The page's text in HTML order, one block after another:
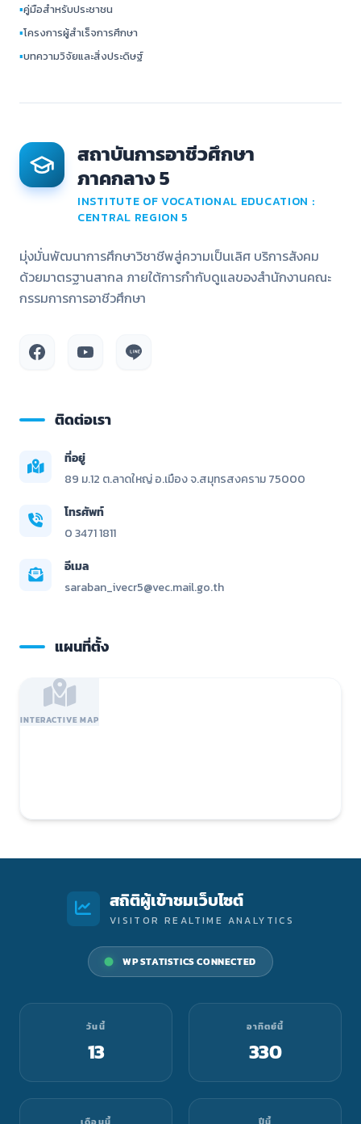
▪คู่มือสำหรับประชาชน
▪โครงการผู้สำเร็จการศึกษา
▪บทความวิจัยและสิ่งประดิษฐ์
สถาบันการอาชีวศึกษา
ภาคกลาง 5
INSTITUTE OF VOCATIONAL EDUCATION :
CENTRAL REGION 5
มุ่งมั่นพัฒนาการศึกษาวิชาชีพสู่ความเป็นเลิศ บริการสังคม
ด้วยมาตรฐานสากล ภายใต้การกำกับดูแลของสำนักงานคณะ
กรรมการการอาชีวศึกษา
ติดต่อเรา
ที่อยู่
89 ม.12 ต.ลาดใหญ่ อ.เมือง จ.สมุทรสงคราม 75000
โทรศัพท์
0 3471 1811
อีเมล
saraban_ivecr5@vec.mail.go.th
แผนที่ตั้ง
INTERACTIVE MAP
สถิติผู้เข้าชมเว็บไซต์
VISITOR REALTIME ANALYTICS
WP STATISTICS CONNECTED
วันนี้
13
อาทิตย์นี้
330